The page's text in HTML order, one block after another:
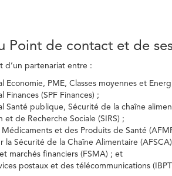
Point de contact et de
d’un partenariat entre :
Economie, PME, Classes moyennes et
Finances (SPF Finances) ;
Santé publique, Sécurité de la chaîne
et de Recherche Sociale (SIRS) ;
Médicaments et des Produits de Santé
la Sécurité de la Chaîne Alimentaire
marchés financiers (FSMA) ; et
postaux et des télécommunications